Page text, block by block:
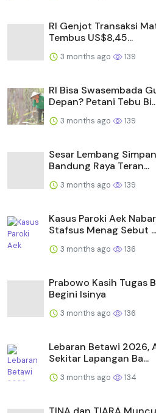
RI Genjot Transaksi
Tembus US$8,45...
3 months ago 139
RI Bisa Swasembada
Depan? Petani Tebu
3 months ago 139
Sesar Lembang
Bandung Raya Teran...
3 months ago 139
Kasus Paroki Aek
Stafsus Menag Sebut ...
3 months ago 136
Prabowo Kasih Tugas
Begini Isinya
3 months ago 136
Lebaran Betawi 2026,
Sekitar Lapangan Ba...
3 months ago 134